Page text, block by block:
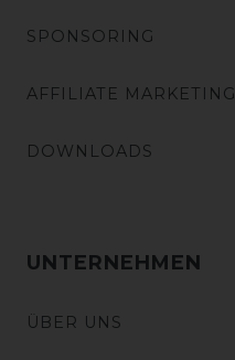
SPONSORING
AFFILIATE MARKETING
DOWNLOADS
UNTERNEHMEN
ÜBER UNS